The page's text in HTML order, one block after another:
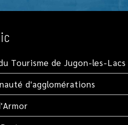
Tourisme de Jugon-les-Lacs
d'agglomérations